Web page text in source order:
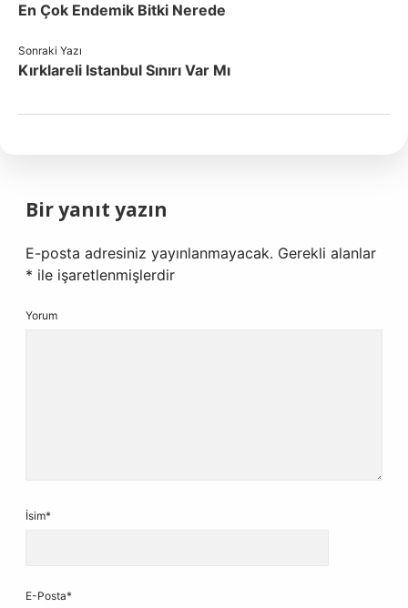
En Çok Endemik Bitki Nerede
Sonraki Yazı
Kırklareli Istanbul Sınırı Var Mı
Bir yanıt yazın
E-posta adresiniz yayınlanmayacak. Gerekli alanlar
* ile işaretlenmişlerdir
Yorum
İsim*
E-Posta*